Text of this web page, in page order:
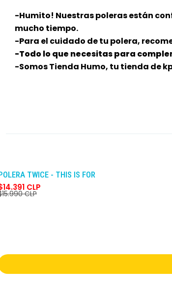
-Humito! Nuestras poleras están
mucho tiempo.
-Para el cuidado de tu polera,
-Todo lo que necesitas para
-Somos Tienda Humo, tu tienda de
TWICE - THIS IS FOR
CLP
CLP